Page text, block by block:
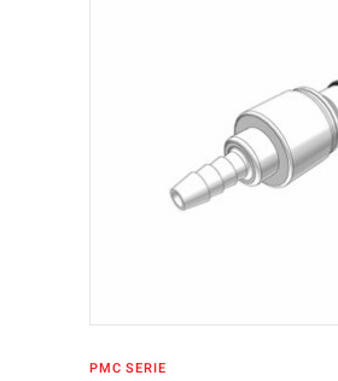
IN DEN WARENKORB
PMC SERIE